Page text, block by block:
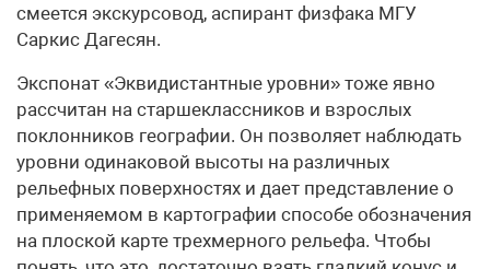
смеется экскурсовод, аспирант физфака МГУ
Саркис Дагесян.
Экспонат «Эквидистантные уровни» тоже явно
рассчитан на старшеклассников и взрослых
поклонников географии. Он позволяет наблюдать
уровни одинаковой высоты на различных
рельефных поверхностях и дает представление о
применяемом в картографии способе обозначения
на плоской карте трехмерного рельефа. Чтобы